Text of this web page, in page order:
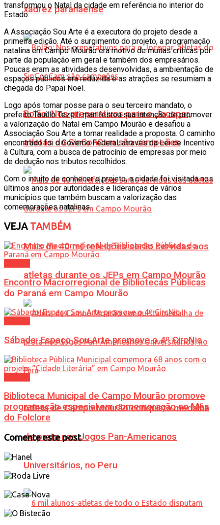
xadrez paranaense
Bolão: Nos preparativos para o Jocopar,
atletas do SinConCam são campeões
Mais de 40 mil refeições serão servidas aos
atletas durante os JEPs em Campo Mourão
Atleta de Campo Mourão conquista medalha
de prata nos Jogos Pan-Americanos
Universitários, no Peru
transformou o Natal da cidade em referência no interior do
Estado.
A Associação Sou Arte é a executora do projeto desde a
primeira edição. Até o surgimento do projeto, a programação
natalina em Campo Mourão era motivo de muitas críticas por
parte da população em geral e também dos empresários.
Poucas eram as atividades desenvolvidas, a ambientação de
espaços públicos era reduzida e as atrações se resumiam a
chegada do Papai Noel.
Logo após tomar posse para o seu terceiro mandato, o
prefeito Tauillo Tezelli manifestou sua intenção de promover
a valorização do Natal em Campo Mourão e desafiou a
Associação Sou Arte a tornar realidade a proposta. O caminho
encontrado foi o Governo Federal, através da Lei de Incentivo
à Cultura, com a busca de patrocínio de empresas por meio
de dedução nos tributos recolhidos.
Com o intuito de conhecer o projeto, a cidade foi visitada nos
últimos anos por autoridades e lideranças de vários
municípios que também buscam a valorização das
comemorações natalinas.
VEJATAMBÉM
Encontro Macrorregional de Bibliotecas Públicas
do Paraná em Campo Mourão
Sábado: Espaço Sou Arte promove o 4º CircNic
Biblioteca Municipal de Campo Mourão promove
programação especial em comemoração ao Mês
do Folclore
Comente este post